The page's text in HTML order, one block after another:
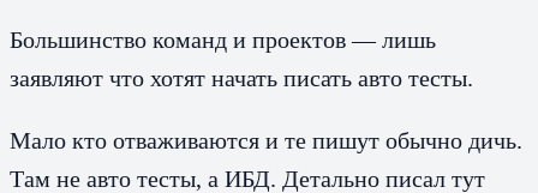
Большинство команд и проектов — лишь
заявляют что хотят начать писать авто тесты.
Мало кто отваживаются и те пишут обычно дичь.
Там не авто тесты, а ИБД. Детально писал тут